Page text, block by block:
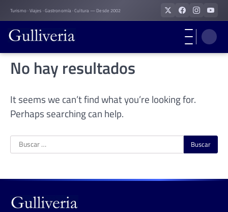
Skip
to
content
Turismo · Viajes · Gastronomía · Cultura — Desde 2002
No hay resultados
It seems we can’t find what you’re looking for.
Perhaps searching can help.
Buscar: